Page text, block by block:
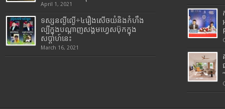
April 1, 2021
ទស្សនល្ងីល្ងើ÷៤រឿងសើចយំនិងកំហឹង
ល្បីក្នុងបណ្តាញសង្គមហ្វេសប៊ុកក្នុង
សប្តាហ៍នេះ
March 16, 2021